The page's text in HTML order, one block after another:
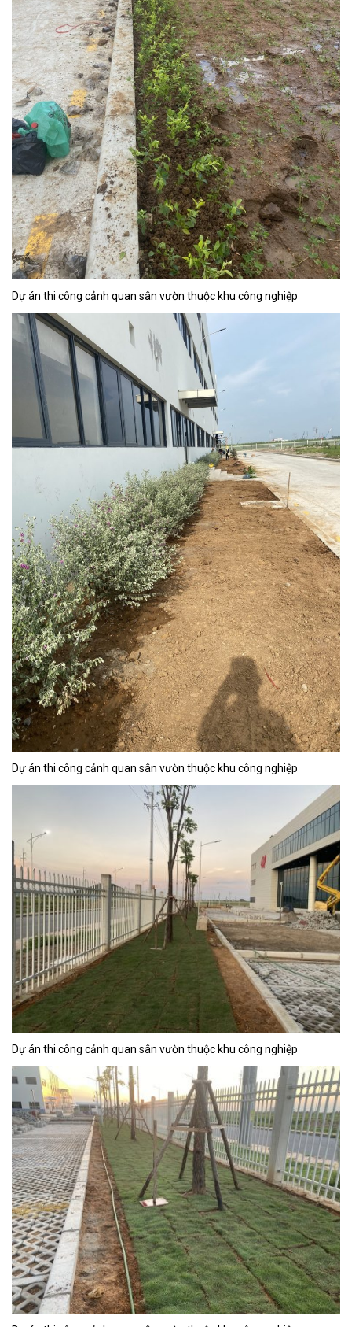
Dự án thi công cảnh quan sân vườn thuộc khu công nghiệp
Dự án thi công cảnh quan sân vườn thuộc khu công nghiệp
Dự án thi công cảnh quan sân vườn thuộc khu công nghiệp